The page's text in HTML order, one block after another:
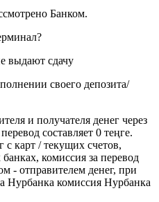
Банком.
выдают сдачу
своего депозита/
и получателя денег через
составляет 0 теңге.
с карт / текущих счетов,
комиссия за перевод
- отправителем денег, при
Нурбанка комиссия Нурбанка